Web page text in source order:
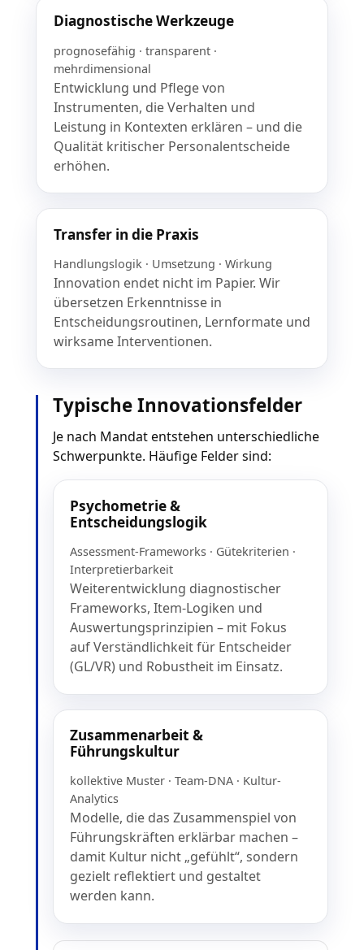
Diagnostische Werkzeuge
prognosefähig · transparent ·
mehrdimensional
Entwicklung und Pflege von
Instrumenten, die Verhalten und
Leistung in Kontexten erklären – und die
Qualität kritischer Personalentscheide
erhöhen.
Transfer in die Praxis
Handlungslogik · Umsetzung · Wirkung
Innovation endet nicht im Papier. Wir
übersetzen Erkenntnisse in
Entscheidungsroutinen, Lernformate und
wirksame Interventionen.
Typische Innovationsfelder
Je nach Mandat entstehen unterschiedliche
Schwerpunkte. Häufige Felder sind:
Psychometrie &
Entscheidungslogik
Assessment-Frameworks · Gütekriterien ·
Interpretierbarkeit
Weiterentwicklung diagnostischer
Frameworks, Item-Logiken und
Auswertungsprinzipien – mit Fokus
auf Verständlichkeit für Entscheider
(GL/VR) und Robustheit im Einsatz.
Zusammenarbeit &
Führungskultur
kollektive Muster · Team-DNA · Kultur-
Analytics
Modelle, die das Zusammenspiel von
Führungskräften erklärbar machen –
damit Kultur nicht „gefühlt“, sondern
gezielt reflektiert und gestaltet
werden kann.